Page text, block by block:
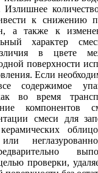
Излишнее
к снижению
а также к
характер
в цвете
поверхности
Если
содержимое
во время
компонентов
смеси для
проверки,